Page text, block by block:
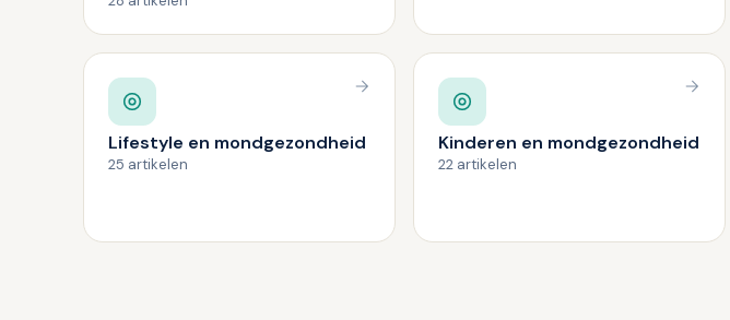
Lifestyle en mondgezondheid
25 artikelen
Kinderen en mondgezondheid
22 artikelen